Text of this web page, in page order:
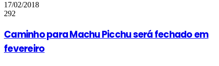
17/02/2018
292
Caminho para Machu Picchu será fechado em
fevereiro